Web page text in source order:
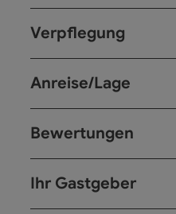
Verpflegung
Anreise/Lage
Bewertungen
Ihr Gastgeber